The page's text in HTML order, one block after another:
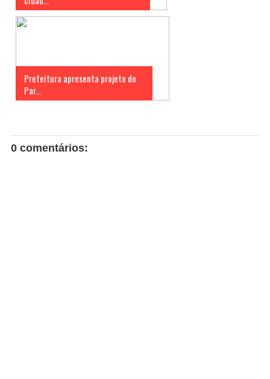
Prefeitura apresenta projeto do
Par...
0 comentários: